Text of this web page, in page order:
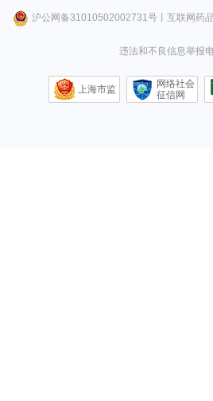
沪公网备31010502002731号丨 互联网药
违法和不良信息举报
上海市监
网络社会
征信网